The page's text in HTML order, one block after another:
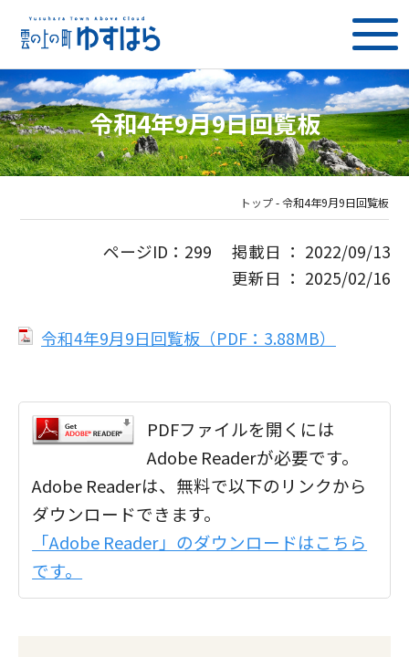
令和4年9月9日回覧板
トップ-令和4年9月9日回覧板
ページID：299 掲載日 ： 2022/09/13
更新日 ： 2025/02/16
令和4年9月9日回覧板（PDF：3.88MB）
PDFファイルを開くには
Adobe Readerが必要です。
Adobe Readerは、無料で以下のリンクから
ダウンロードできます。
「Adobe Reader」のダウンロードはこちら
です。